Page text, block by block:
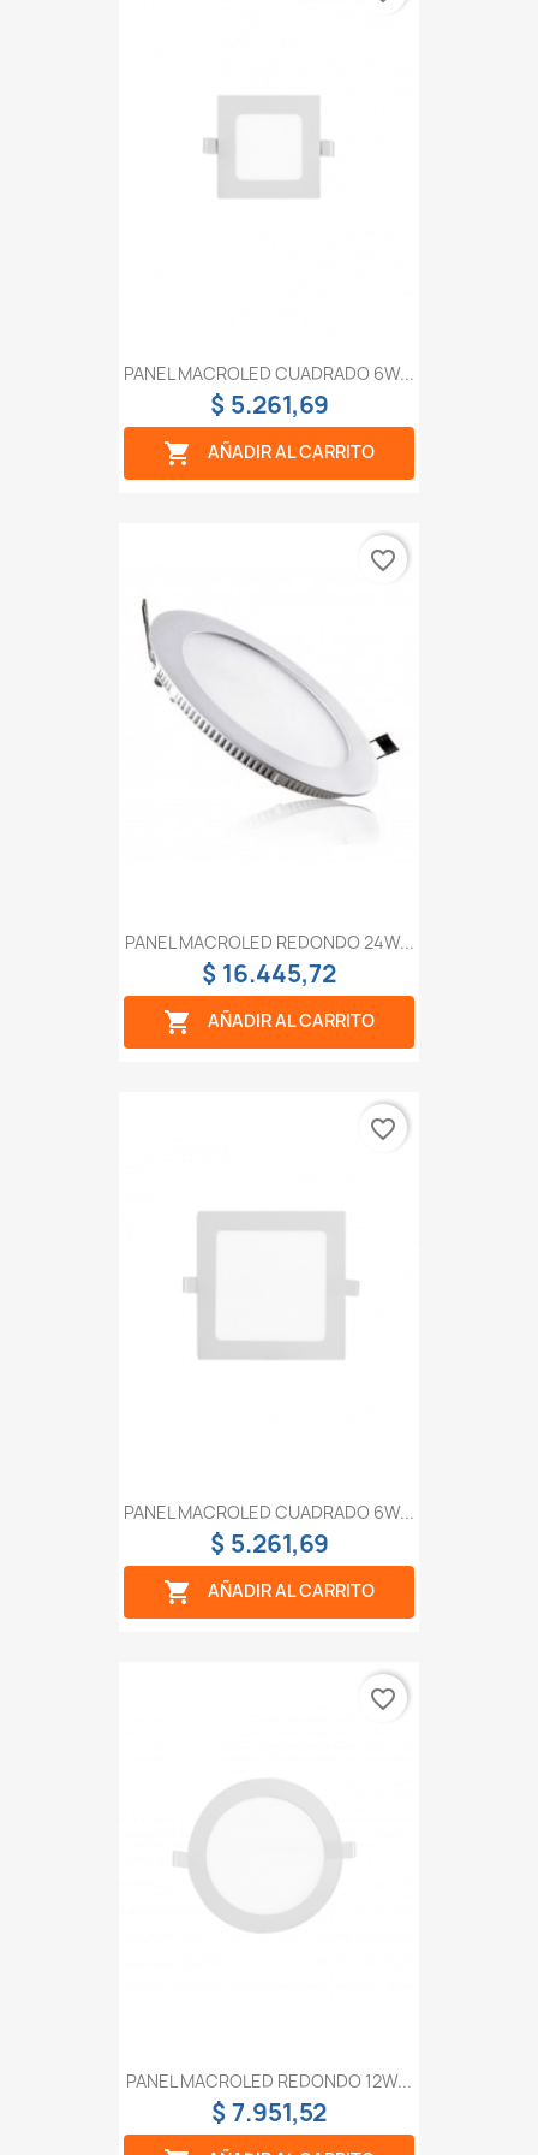
PANEL MACROLED CUADRADO 6W...
$ 5.261,69
 AÑADIR AL CARRITO
PANEL MACROLED REDONDO 24W...
$ 16.445,72
 AÑADIR AL CARRITO
favorite_border
PANEL MACROLED CUADRADO 6W...
$ 5.261,69
 AÑADIR AL CARRITO
favorite_border
PANEL MACROLED REDONDO 12W...
$ 7.951,52
favorite_border